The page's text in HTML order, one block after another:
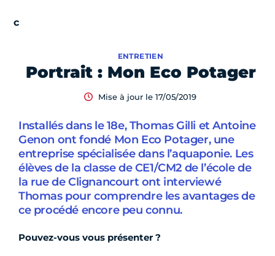
Portrait : Mon Eco Potager
ENTRETIEN
Mise à jour le 17/05/2019
Installés dans le 18e, Thomas Gilli et Antoine
Genon ont fondé Mon Eco Potager, une
entreprise spécialisée dans l’aquaponie. Les
élèves de la classe de CE1/CM2 de l’école de
la rue de Clignancourt ont interviewé
Thomas pour comprendre les avantages de
ce procédé encore peu connu.
Pouvez-vous vous présenter ?